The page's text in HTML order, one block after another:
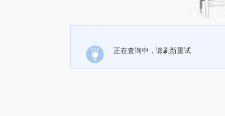
正在查询中，请刷新重试